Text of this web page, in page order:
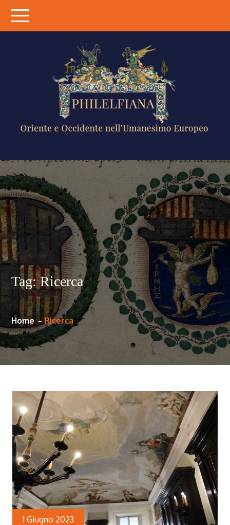
content
OCCIDENTE
NELL'UMANESIMO
EUROPEO
Tag:Ricerca
Home Ricerca
1 Giugno 2023